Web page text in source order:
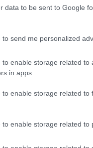
data to be sent to Google
send me personalized
enable storage related to
in apps.
to enable storage related to
enable storage related to
sy'n gyfeillgar i gŵn